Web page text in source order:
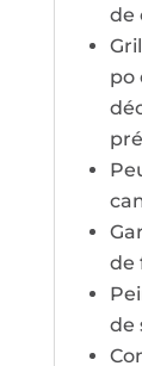
de
po
de
de